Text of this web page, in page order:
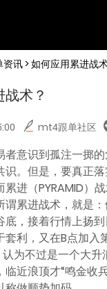
资讯> 如何应用累进战
术？
mt4跟单社区
者意识到孤注一掷
识。但是，要真正
进（PYRAMID）
累进战术，就是：
底，接着行情上扬
利，又在B点加入
为不过是一个大
近浪顶才“鸣金收